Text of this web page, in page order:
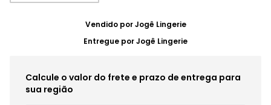
Vendido porJogê Lingerie
Entregue porJogê Lingerie